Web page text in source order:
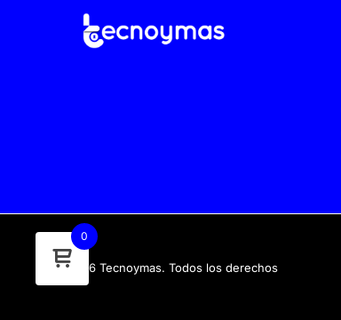
© 2026 Tecnoymas. Todos los derechos
0